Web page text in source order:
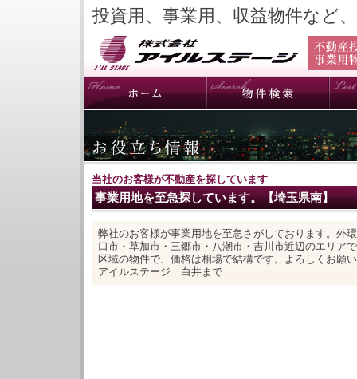
投資用、事業用、収益物件など
当社のお客様が不動産を探しています
事業用地を至急探しています。【埼玉県南】
弊社のお客様が事業用地を至急さがしております。外
口市・草加市・三郷市・八潮市・吉川市近辺のエリア
区域の物件で、価格は相場で結構です。よろしくお願
アイルステージ 白井まで